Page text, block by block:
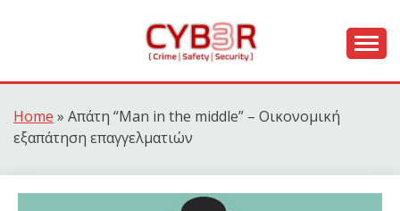
CYB3R
Home » Απάτη “Man in the middle” – Οικονομική
εξαπάτηση επαγγελματιών